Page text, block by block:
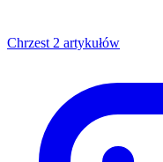
Chrzest 2 artykułów